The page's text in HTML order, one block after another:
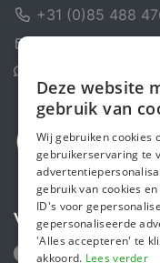
+31 (0)85 488
Volg ons
Deze website
gebruik van
Wij gebruiken cookies
gebruikerservaring te
gebruik van cookies
ID's voor
gepersonaliseerde
'Alles accepteren' te
akkoord. Lees verder